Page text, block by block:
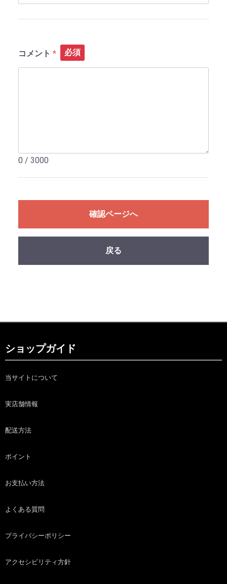
コメント 必須
0 / 3000
確認ページへ
戻る
ショップガイド
当サイトについて
実店舗情報
配送方法
ポイント
お支払い方法
よくある質問
プライバシーポリシー
アクセシビリティ方針